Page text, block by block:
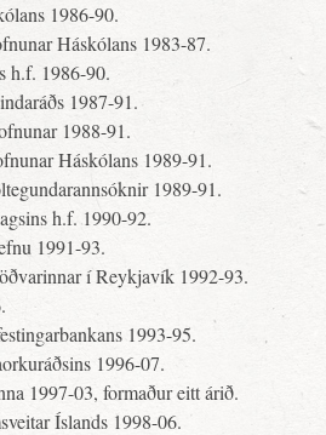
1986-90.
Háskólans 1983-87.
h.f. 1986-90.
1987-91.
1988-91.
Háskólans 1989-91.
1989-91.
h.f. 1990-92.
1991-93.
í Reykjavík 1992-93.
1993-95.
1996-07.
1997-03, formaður eitt árið.
Íslands 1998-06.